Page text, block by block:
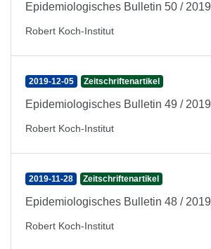
Epidemiologisches Bulletin 50 / 2019
Robert Koch-Institut
2019-12-05 Zeitschriftenartikel
Epidemiologisches Bulletin 49 / 2019
Robert Koch-Institut
2019-11-28 Zeitschriftenartikel
Epidemiologisches Bulletin 48 / 2019
Robert Koch-Institut